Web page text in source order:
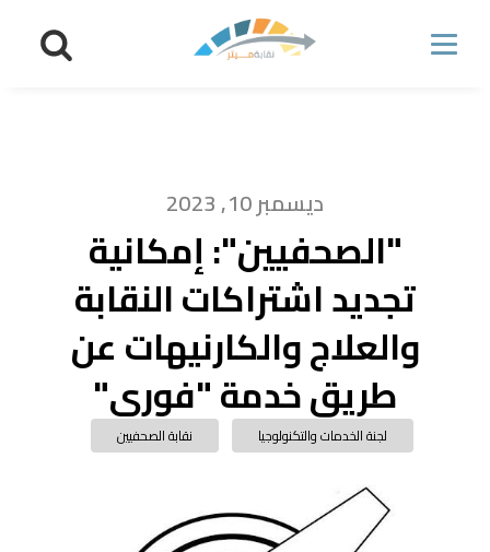
ديسمبر 10, 2023
"الصحفيين": إمكانية
تجديد اشتراكات النقابة
والعلاج والكارنيهات عن
طريق خدمة "فورى"
لجنة الخدمات والتكنولوجيا نقابة الصحفيين